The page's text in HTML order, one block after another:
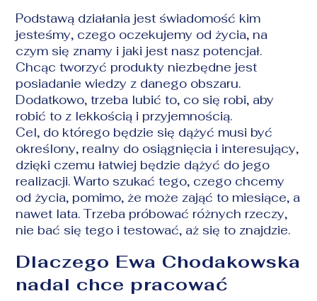
Podstawą działania jest świadomość kim
jesteśmy, czego oczekujemy od życia, na
czym się znamy i jaki jest nasz potencjał.
Chcąc tworzyć produkty niezbędne jest
posiadanie wiedzy z danego obszaru.
Dodatkowo, trzeba lubić to, co się robi, aby
robić to z lekkością i przyjemnością.
Cel, do którego będzie się dążyć musi być
określony, realny do osiągnięcia i interesujący,
dzięki czemu łatwiej będzie dążyć do jego
realizacji. Warto szukać tego, czego chcemy
od życia, pomimo, że może zająć to miesiące, a
nawet lata. Trzeba próbować różnych rzeczy,
nie bać się tego i testować, aż się to znajdzie.
Dlaczego Ewa Chodakowska
nadal chce pracować